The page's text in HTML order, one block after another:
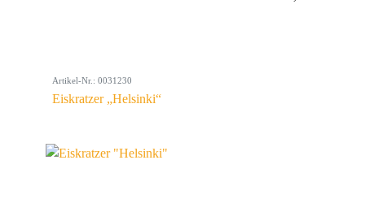
Artikel-Nr.: 0031230
Eiskratzer „Helsinki“